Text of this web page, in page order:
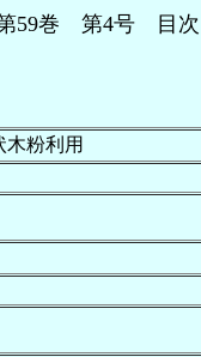
59巻 第4号
粉利用